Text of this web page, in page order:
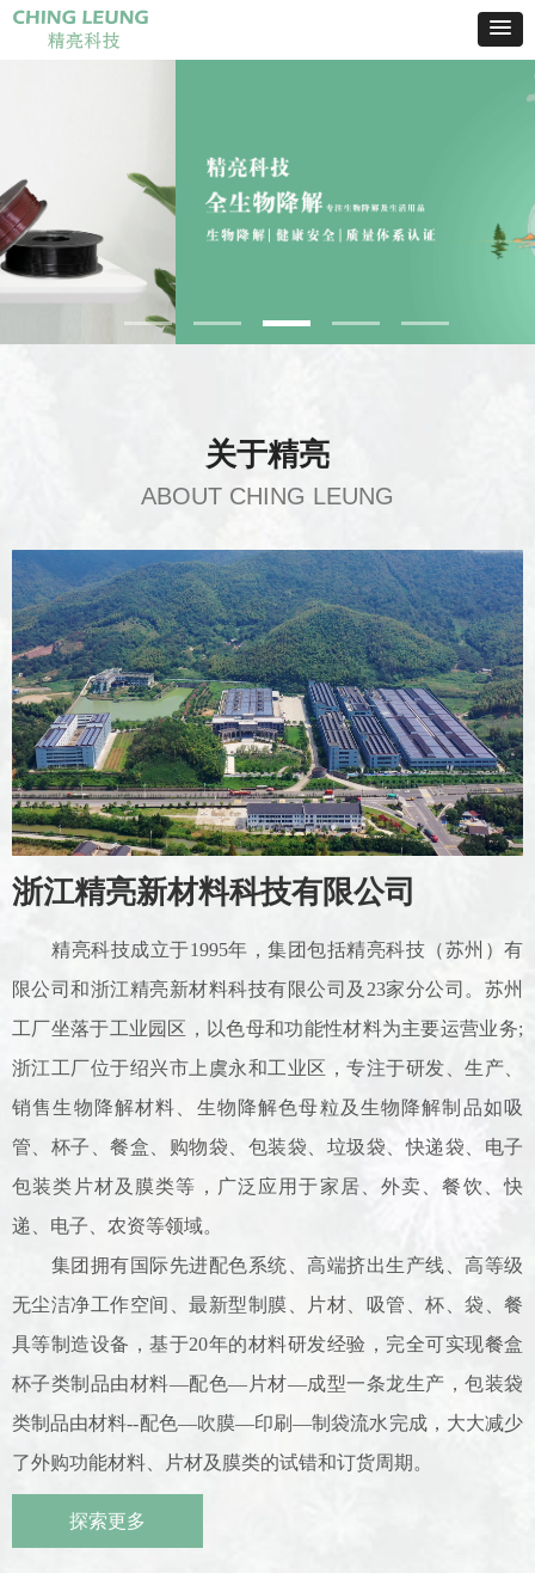
浙江精亮新材料科技有限公司
精亮科技成立于1995年，集团包括精亮科技（苏州）有
限公司和浙江精亮新材料科技有限公司及23家分公司。苏州
工厂坐落于工业园区，以色母和功能性材料为主要运营业务;
浙江工厂位于绍兴市上虞永和工业区，专注于研发、生产、
销售生物降解材料、生物降解色母粒及生物降解制品如吸
管、杯子、餐盒、购物袋、包装袋、垃圾袋、快递袋、电子
包装类片材及膜类等，广泛应用于家居、外卖、餐饮、快
递、电子、农资等领域。
集团拥有国际先进配色系统、高端挤出生产线、高等级
无尘洁净工作空间、最新型制膜、片材、吸管、杯、袋、餐
具等制造设备，基于20年的材料研发经验，完全可实现餐盒
杯子类制品由材料—配色—片材—成型一条龙生产，包装袋
类制品由材料--配色—吹膜—印刷—制袋流水完成，大大减少
了外购功能材料、片材及膜类的试错和订货周期。
探索更多
关于精亮
ABOUT CHING LEUNG